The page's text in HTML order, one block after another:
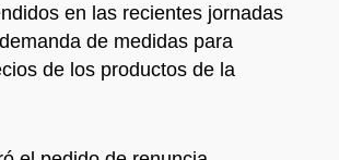
en las recientes jornadas
de medidas para
de los productos de la